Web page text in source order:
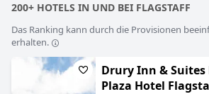
200+ HOTELS IN UND BEI FLAGSTAFF
Das Ranking kann durch die Provisionen
erhalten.
Drury Inn &
Plaza Hotel